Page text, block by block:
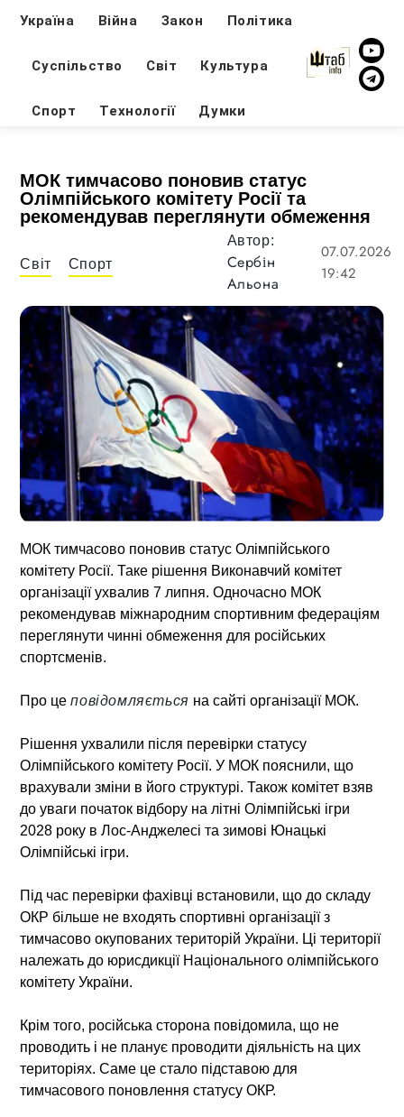
Україна Війна Закон Політика
Суспільство Світ Культура
Спорт Технології Думки
МОК тимчасово поновив статус
Олімпійського комітету Росії та
рекомендував переглянути обмеження
Світ Спорт
Автор:
Сербін
Альона
07.07.2026
19:42
МОК тимчасово поновив статус Олімпійського
комітету Росії. Таке рішення Виконавчий комітет
організації ухвалив 7 липня. Одночасно МОК
рекомендував міжнародним спортивним федераціям
переглянути чинні обмеження для російських
спортсменів.
Про цеповідомляється на сайті організації МОК.
Рішення ухвалили після перевірки статусу
Олімпійського комітету Росії. У МОК пояснили, що
врахували зміни в його структурі. Також комітет взяв
до уваги початок відбору на літні Олімпійські ігри
2028 року в Лос-Анджелесі та зимові Юнацькі
Олімпійські ігри.
Під час перевірки фахівці встановили, що до складу
ОКР більше не входять спортивні організації з
тимчасово окупованих територій України. Ці території
належать до юрисдикції Національного олімпійського
комітету України.
Крім того, російська сторона повідомила, що не
проводить і не планує проводити діяльність на цих
територіях. Саме це стало підставою для
тимчасового поновлення статусу ОКР.